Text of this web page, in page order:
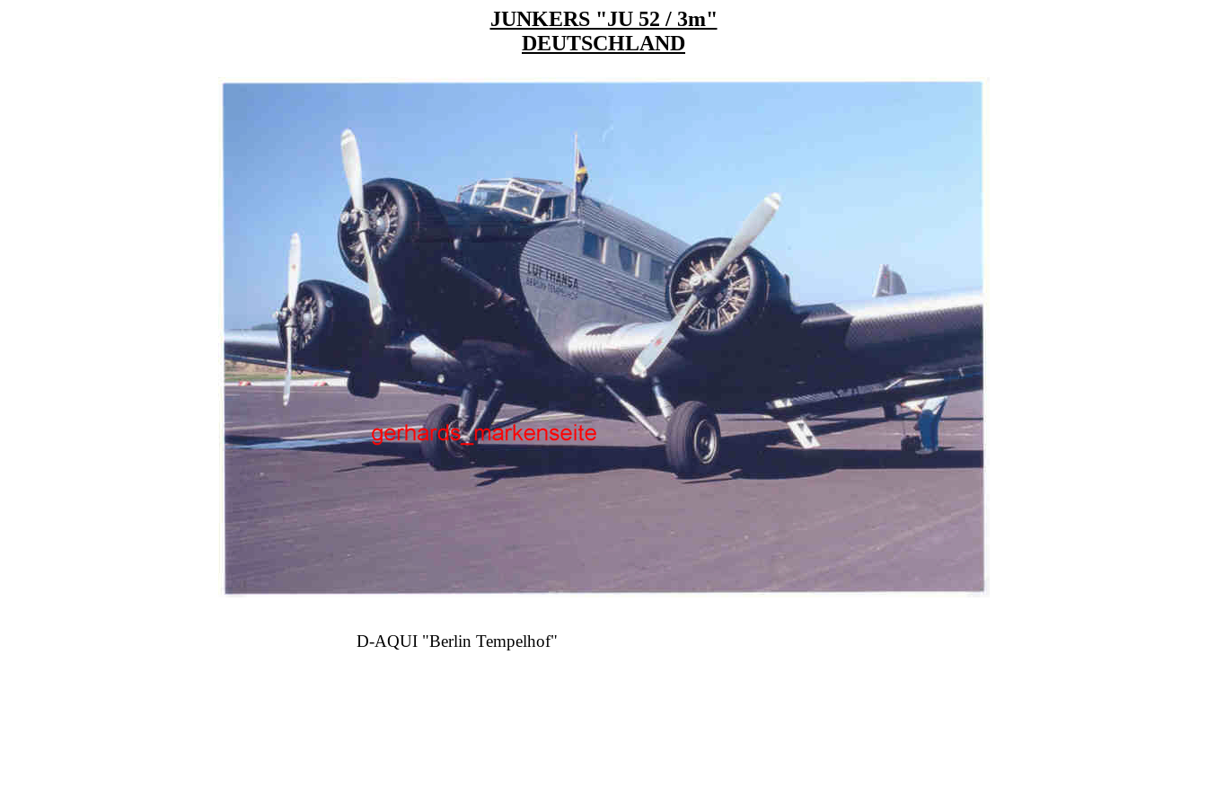
JUNKERS "JU 52 / 3m"
DEUTSCHLAND
D-AQUI "Berlin Tempelhof"